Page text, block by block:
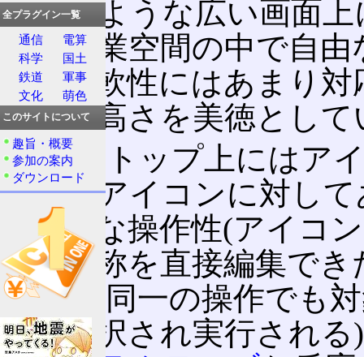
されるような広い画面
れの作業空間の中で自
性・柔軟性にはあまり
練度の高さを美徳として
デスクトップ上にはア
用してアイコンに対し
直感的な操作性(アイコ
上で名称を直接編集で
操作性(同一の操作でも
理が選択され実行され
全プラグイン一覧
通信
電算
科学
国土
鉄道
軍事
文化
萌色
このサイトについて
趣旨・概要
参加の案内
ダウンロード